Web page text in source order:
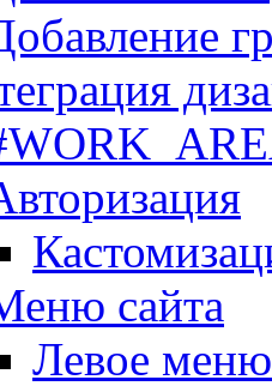
сайта
Левое меню